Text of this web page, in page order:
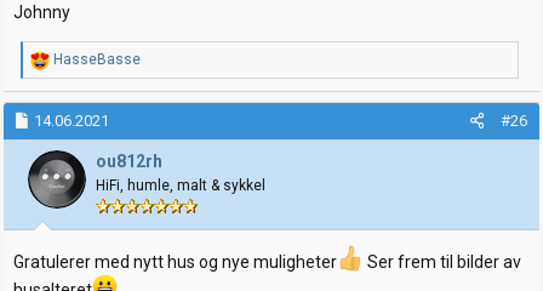
Johnny
R
e
a
k
s
j
o
n
e
r
HasseBasse
14.06.2021 #26
ou812rh
HiFi, humle, malt & sykkel
Gratulerer med nytt hus og nye muligheter
Ser frem til bilder av